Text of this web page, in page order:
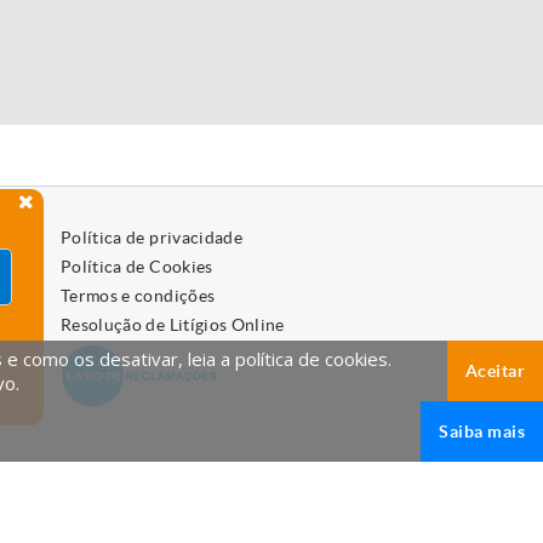
Política de privacidade
Política de Cookies
Termos e condições
Resolução de Litígios Online
como os desativar, leia a política de cookies.
Aceitar
Saiba mais